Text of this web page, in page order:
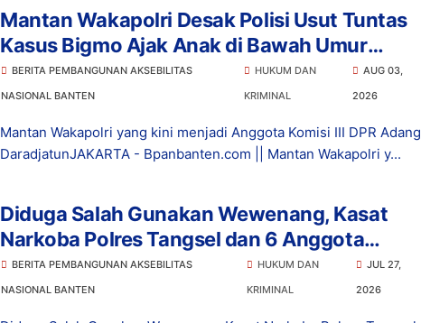
Mantan Wakapolri Desak Polisi Usut Tuntas
Kasus Bigmo Ajak Anak di Bawah Umur
Promosikan Vape
BERITA PEMBANGUNAN AKSEBILITAS
NASIONAL BANTEN
HUKUM DAN
KRIMINAL
AUG 03,
2026
Mantan Wakapolri yang kini menjadi Anggota Komisi III DPR Adang
DaradjatunJAKARTA - Bpanbanten.com || Mantan Wakapolri y...
Diduga Salah Gunakan Wewenang, Kasat
Narkoba Polres Tangsel dan 6 Anggota
Ditangkap Bareskrim
BERITA PEMBANGUNAN AKSEBILITAS
NASIONAL BANTEN
HUKUM DAN
KRIMINAL
JUL 27,
2026